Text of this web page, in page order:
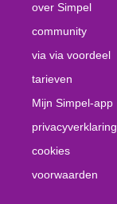
over Simpel
community
via via voordeel
tarieven
Mijn Simpel-app
privacyverklaring
cookies
voorwaarden